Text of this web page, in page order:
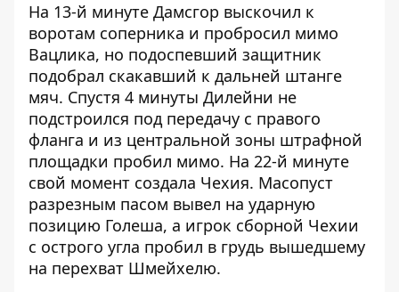
На 13-й минуте Дамсгор выскочил к
воротам соперника и пробросил мимо
Вацлика, но подоспевший защитник
подобрал скакавший к дальней штанге
мяч. Спустя 4 минуты Дилейни не
подстроился под передачу с правого
фланга и из центральной зоны штрафной
площадки пробил мимо. На 22-й минуте
свой момент создала Чехия. Масопуст
разрезным пасом вывел на ударную
позицию Голеша, а игрок сборной Чехии
с острого угла пробил в грудь вышедшему
на перехват Шмейхелю.